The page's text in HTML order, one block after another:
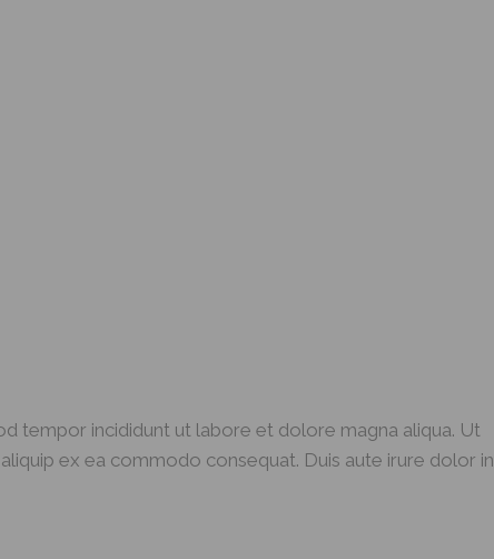
tempor incididunt ut labore et dolore magna aliqua. Ut
ex ea commodo consequat. Duis aute irure dolor in